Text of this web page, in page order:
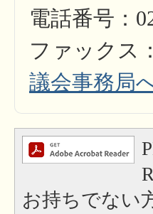
電話番号：
ファックス
議会事務局
お持ちでない